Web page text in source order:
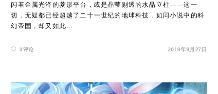
闪着金属光泽的菱形平台，或是晶莹剔透的水晶立柱——这一
切，无疑都已经超越了二十一世纪的地球科技，如同小说中的科
幻帝国，却又如此…
0评论 2019年9月27日